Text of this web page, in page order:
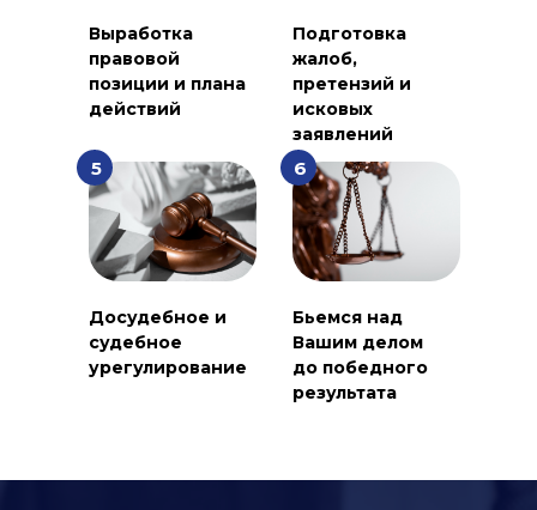
Выработка
правовой
позиции и плана
действий
Подготовка
жалоб,
претензий и
исковых
заявлений
Досудебное и
судебное
урегулирование
Бьемся над
Вашим делом
до победного
результата
5 6